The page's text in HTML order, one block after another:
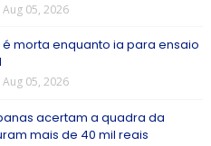
Aug 05, 2026
é morta enquanto ia para ensaio
Aug 05, 2026
acertam a quadra da
mais de 40 mil reais